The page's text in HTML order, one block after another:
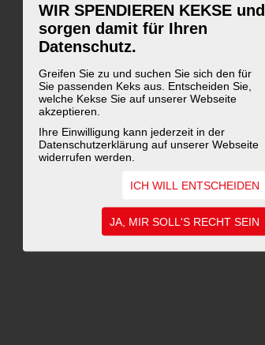
WIR SPENDIEREN KEKSE und
sorgen damit für Ihren
Datenschutz.
Greifen Sie zu und suchen Sie sich den für
Sie passenden Keks aus. Entscheiden Sie,
welche Kekse Sie auf unserer Webseite
akzeptieren.
Ihre Einwilligung kann jederzeit in der
Datenschutzerklärung auf unserer Webseite
widerrufen werden.
ICH WILL ENTSCHEIDEN
JA, MIR SOLL'S RECHT SEIN